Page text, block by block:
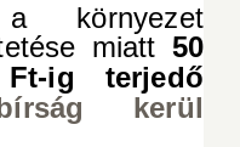
környezet
miatt 50
ig terjedő
kerül